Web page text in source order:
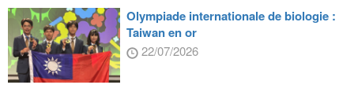
Olympiade internationale de biologie :
Taiwan en or
22/07/2026